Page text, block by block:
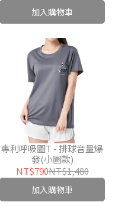
加入購物車
專利呼吸圖T - 排球音量爆
發(小圖款)
NT$790NT$1,480
加入購物車